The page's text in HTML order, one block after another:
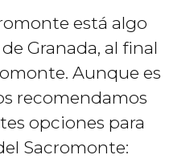
está algo
Granada, al final
Aunque es
recomendamos
opciones para
Sacromonte: